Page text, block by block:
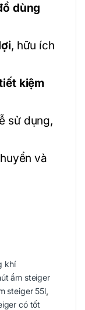
dùng
, hữu ích
kiệm
sử dụng,
và
khí
ẩm steiger
steiger 55l,
có tốt